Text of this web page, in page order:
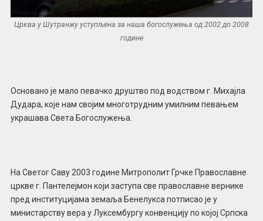
Црква у Шутранжу уступљена за наша богослужења од 2002 до 2008
године
Основано је мало певачко друштво под водством г. Михајла
Дудара, које нам својим многотрудним умилним певањем
украшава Света Богослужења.
На Светог Саву 2003 године Митрополит Грчке Православне
цркве г. Пантелејмон који заступа све православне вернике
пред институцијама земаља Бенелукса потписао је у
министарству вера у Луксембургу конвенцију по којој Српска